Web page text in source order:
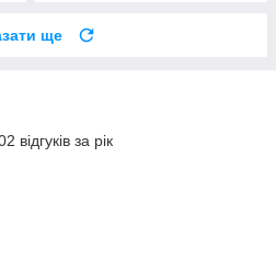
ще
відгуків за рік